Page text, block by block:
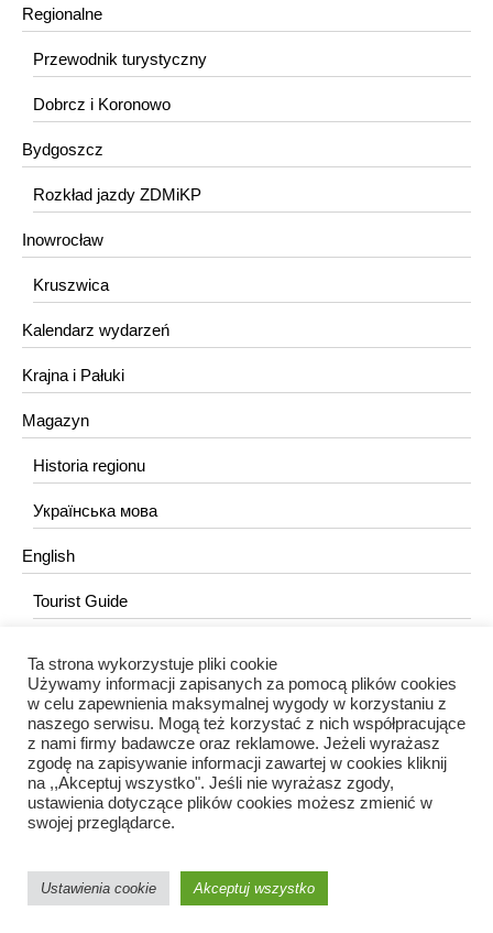
Regionalne
Przewodnik turystyczny
Dobrcz i Koronowo
Bydgoszcz
Rozkład jazdy ZDMiKP
Inowrocław
Kruszwica
Kalendarz wydarzeń
Krajna i Pałuki
Magazyn
Historia regionu
Українська мова
English
Tourist Guide
KONTAKT
redakcja@portalkujawski.pl
Redakcja
Ta strona wykorzystuje pliki cookie
Używamy informacji zapisanych za pomocą plików cookies
w celu zapewnienia maksymalnej wygody w korzystaniu z
naszego serwisu. Mogą też korzystać z nich współpracujące
z nami firmy badawcze oraz reklamowe. Jeżeli wyrażasz
zgodę na zapisywanie informacji zawartej w cookies kliknij
na ,,Akceptuj wszystko". Jeśli nie wyrażasz zgody,
ustawienia dotyczące plików cookies możesz zmienić w
swojej przeglądarce.
Ustawienia cookie Akceptuj wszystko